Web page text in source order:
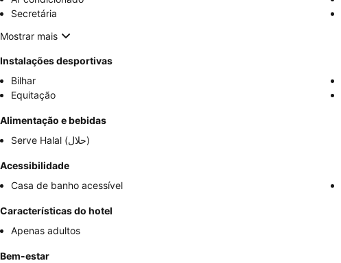
Secretária
Mostrar mais
Instalações desportivas
Bilhar
Equitação
Alimentação e bebidas
Serve Halal (حلال)
Acessibilidade
Casa de banho acessível
Características do hotel
Apenas adultos
Bem-estar